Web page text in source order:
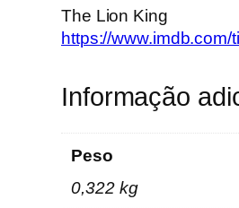
o
e
p
e
c
The Lion King
https://www.imdb.com/
Informação
Peso
0,322 kg